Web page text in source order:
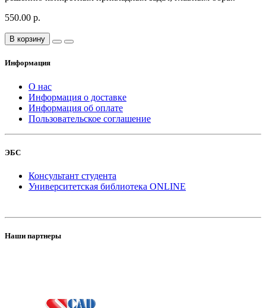
550.00 р.
В корзину
Информация
О нас
Информация о доставке
Информация об оплате
Пользовательское соглашение
ЭБС
Консультант студента
Университетская библиотека ONLINE
Наши партнеры